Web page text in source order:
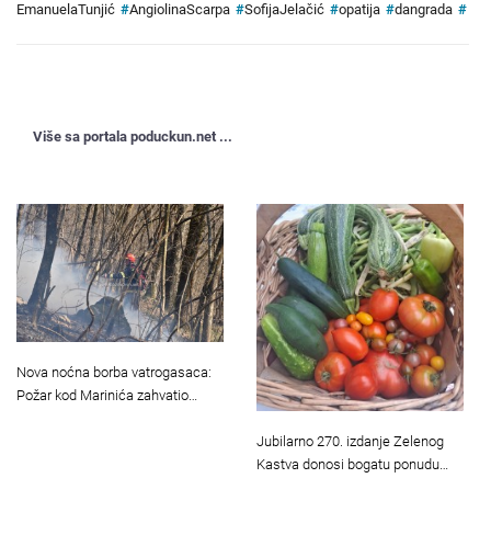
EmanuelaTunjić #AngiolinaScarpa #SofijaJelačić #opatija #dangrada #
Više sa portala poduckun.net ...
Nova noćna borba vatrogasaca:
Požar kod Marinića zahvatio…
Jubilarno 270. izdanje Zelenog
Kastva donosi bogatu ponudu…